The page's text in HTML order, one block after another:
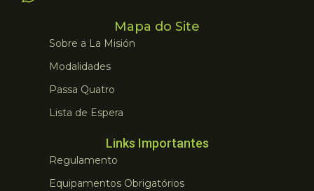
Mapa do Site
Sobre a La Misión
Modalidades
Passa Quatro
Lista de Espera
Links Importantes
Regulamento
Equipamentos Obrigatórios